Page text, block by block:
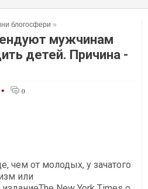
блогосфери »
мужчинам
детей. Причина -
• 0
от молодых, у зачатого
или